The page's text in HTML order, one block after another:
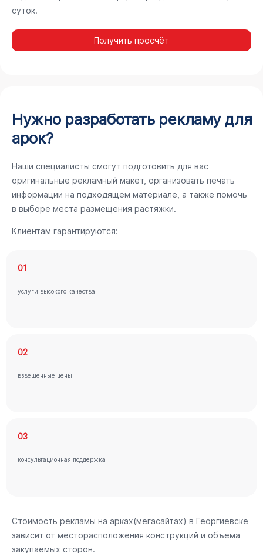
суток.
Получить просчёт
Нужно разработать рекламу для
арок?
Наши специалисты смогут подготовить для вас
оригинальные рекламный макет, организовать печать
информации на подходящем материале, а также помочь
в выборе места размещения растяжки.
Клиентам гарантируются:
01
услуги высокого качества
02
взвешенные цены
03
консультационная поддержка
Стоимость рекламы на арках(мегасайтах) в Георгиевске
зависит от месторасположения конструкций и объема
закупаемых сторон.